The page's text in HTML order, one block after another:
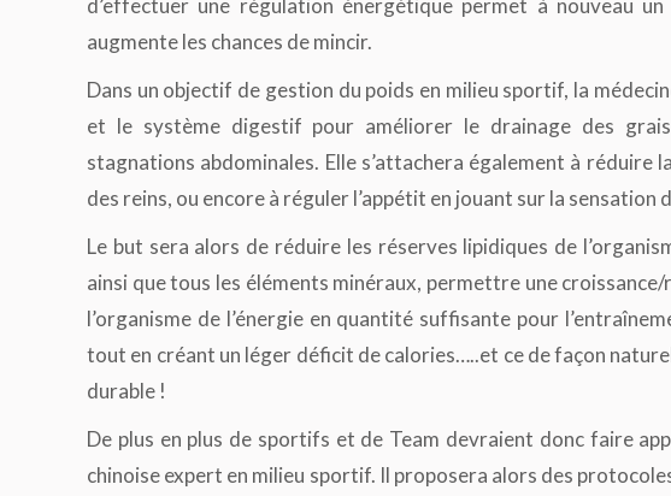
d’effectuer une régulation énergétique permet à nouveau
augmente les chances de mincir.
Dans un objectif de gestion du poids en milieu sportif, la
et le système digestif pour améliorer le drainage des
stagnations abdominales. Elle s’attachera également à
des reins, ou encore à réguler l’appétit en jouant sur la sensation
Le but sera alors de réduire les réserves lipidiques de
ainsi que tous les éléments minéraux, permettre une
l’organisme de l’énergie en quantité suffisante pour
tout en créant un léger déficit de calories…..et ce de façon
durable !
De plus en plus de sportifs et de Team devraient donc faire
chinoise expert en milieu sportif. Il proposera alors des